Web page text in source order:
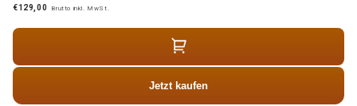
€129,00 Brutto inkl. MwSt.
Jetzt kaufen